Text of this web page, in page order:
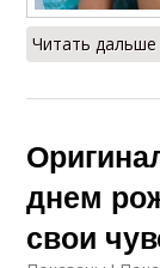
Читать
днем
свои